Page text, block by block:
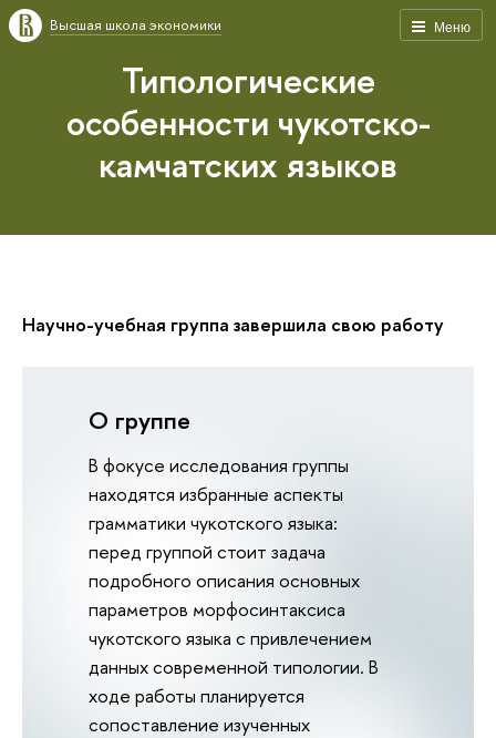
Меню
Высшая школа экономики
Типологические
особенности чукотско-
камчатских языков
Научно-учебная группа завершила свою работу
О группе
В фокусе исследования группы
находятся избранные аспекты
грамматики чукотского языка:
перед группой стоит задача
подробного описания основных
параметров морфосинтаксиса
чукотского языка с привлечением
данных современной типологии. В
ходе работы планируется
сопоставление изученных